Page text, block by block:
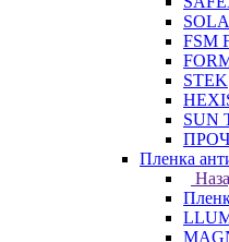
FSM
STEK
SUN
Пленка